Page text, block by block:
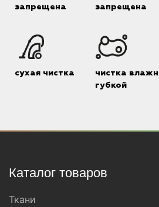
запрещена
запрещена
сухая чистка
чистка
губкой
Каталог товаров
Ткани